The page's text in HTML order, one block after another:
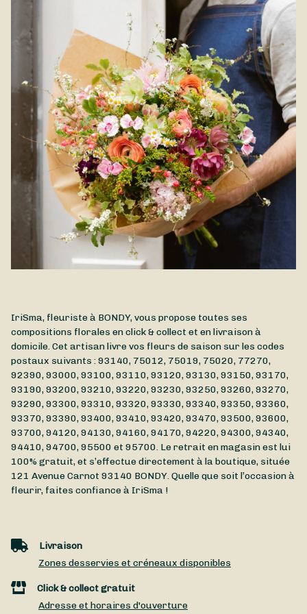
IriSma, fleuriste à BONDY, vous propose toutes ses
compositions florales en click & collect et en livraison à
domicile. Cet artisan livre vos fleurs de saison sur les codes
postaux suivants : 93140, 75012, 75019, 75020, 77270,
92390, 93000, 93100, 93110, 93120, 93130, 93150, 93170,
93190, 93200, 93210, 93220, 93230, 93250, 93260, 93270,
93290, 93300, 93310, 93320, 93330, 93340, 93350, 93360,
93370, 93390, 93400, 93410, 93420, 93470, 93500, 93600,
93700, 94120, 94130, 94160, 94170, 94220, 94300, 94340,
94410, 94700, 95500 et 95700. Le retrait en magasin est lui
100% gratuit, et s’effectue directement à la boutique, située
121 Avenue Carnot 93140 BONDY. Quelle que soit l’occasion à
fleurir, faites confiance à IriSma !
Livraison
Zones desservies et créneaux disponibles
Click & collect gratuit
Adresse et horaires d'ouverture